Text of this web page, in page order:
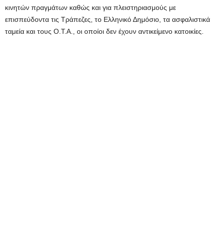
κινητών πραγμάτων καθώς και για πλειστηριασμούς με
επισπεύδοντα τις Τράπεζες, το Ελληνικό Δημόσιο, τα ασφαλιστικά
ταμεία και τους Ο.Τ.Α., οι οποίοι δεν έχουν αντικείμενο κατοικίες.